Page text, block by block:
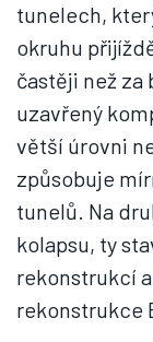
tunelech,
okruhu
častěji než za
uzavřený
větší úrovni
způsobuje
tunelů. Na
kolapsu, ty
rekonstrukcí
rekonstrukce